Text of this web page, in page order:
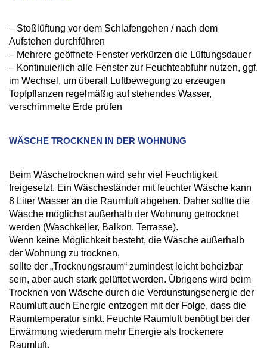
– Stoßlüftung vor dem Schlafengehen / nach dem
Aufstehen durchführen
– Mehrere geöffnete Fenster verkürzen die Lüftungsdauer
– Kontinuierlich alle Fenster zur Feuchteabfuhr nutzen, ggf.
im Wechsel, um überall Luftbewegung zu erzeugen
Topfpflanzen regelmäßig auf stehendes Wasser,
verschimmelte Erde prüfen
WÄSCHE TROCKNEN IN DER WOHNUNG
Beim Wäschetrocknen wird sehr viel Feuchtigkeit
freigesetzt. Ein Wäscheständer mit feuchter Wäsche kann
8 Liter Wasser an die Raumluft abgeben. Daher sollte die
Wäsche möglichst außerhalb der Wohnung getrocknet
werden (Waschkeller, Balkon, Terrasse).
Wenn keine Möglichkeit besteht, die Wäsche außerhalb
der Wohnung zu trocknen,
sollte der „Trocknungsraum“ zumindest leicht beheizbar
sein, aber auch stark gelüftet werden. Übrigens wird beim
Trocknen von Wäsche durch die Verdunstungsenergie der
Raumluft auch Energie entzogen mit der Folge, dass die
Raumtemperatur sinkt. Feuchte Raumluft benötigt bei der
Erwärmung wiederum mehr Energie als trockenere
Raumluft.